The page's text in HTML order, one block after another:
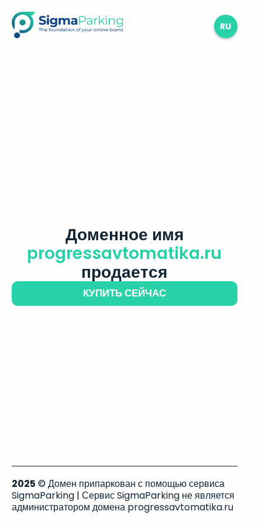
RU
Доменное имя
progressavtomatika.ru
продается
КУПИТЬ СЕЙЧАС
2025 © Домен припаркован с помощью сервиса
SigmaParking | Сервис SigmaParking не является
администратором домена progressavtomatika.ru